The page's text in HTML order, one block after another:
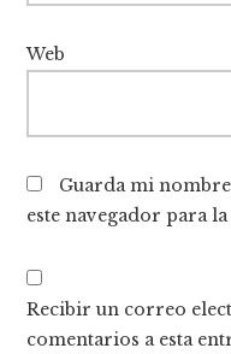
Web
Guarda mi
este navegador para
Recibir un correo
comentarios a esta